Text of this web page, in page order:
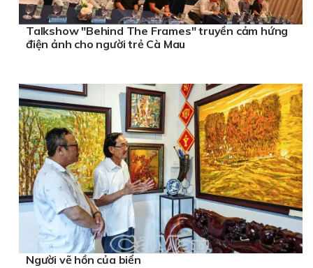
Talkshow "Behind The Frames" truyền cảm hứng
điện ảnh cho người trẻ Cà Mau
Người vẽ hồn của biển